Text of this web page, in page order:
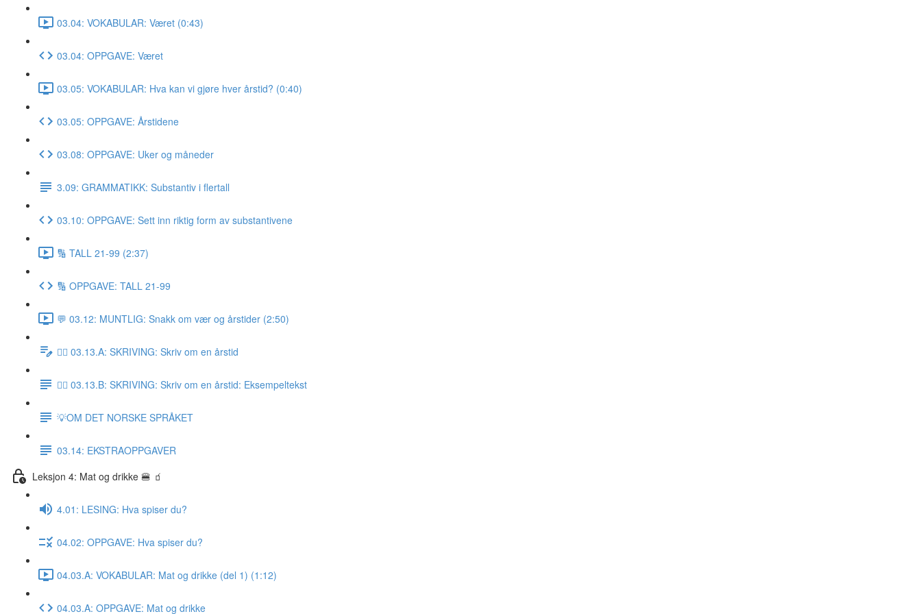
03.04: VOKABULAR: Været (0:43)
03.04: OPPGAVE: Været
03.05: VOKABULAR: Hva kan vi gjøre hver årstid? (0:40)
03.05: OPPGAVE: Årstidene
03.08: OPPGAVE: Uker og måneder
3.09: GRAMMATIKK: Substantiv i flertall
03.10: OPPGAVE: Sett inn riktig form av substantivene
🔢 TALL 21-99 (2:37)
🔢 OPPGAVE: TALL 21-99
💬 03.12: MUNTLIG: Snakk om vær og årstider (2:50)
✍🏼 03.13.A: SKRIVING: Skriv om en årstid
✍🏼 03.13.B: SKRIVING: Skriv om en årstid: Eksempeltekst
💡OM DET NORSKE SPRÅKET
03.14: EKSTRAOPPGAVER
Leksjon 4: Mat og drikke 🍔 🧃
4.01: LESING: Hva spiser du?
04.02: OPPGAVE: Hva spiser du?
04.03.A: VOKABULAR: Mat og drikke (del 1) (1:12)
04.03.A: OPPGAVE: Mat og drikke